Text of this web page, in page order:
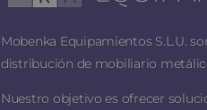
Mobenka Equipamientos S.L.U.
distribución de mobiliario
Nuestro objetivo es ofrecer